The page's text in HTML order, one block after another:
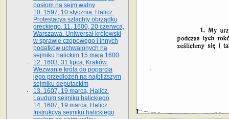
posłom na sejm walny
10. 1597, 10 stycznia, Halicz.
Protestacya szlachty obrządku
greckiego. 11. 1600, 20 czerwca,
Warszawa. Uniwersał królewski
w sprawie czopowego i innych
podatków uchwalonych na
sejmiku halickim 15 maja 1600
12. 1603, 31 lipca, Kraków.
Wezwanie króla do poparcia
jego przedłożeń na najbliższym
sejmiku deputackim
13. 1607, 19 marca, Halicz.
Laudum sejmiku halickiego
14. 1607, 19 marca, Halicz.
Instrukcya sejmiku halickiego